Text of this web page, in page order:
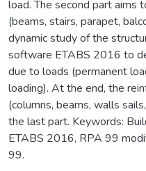
load. The second part aims
(beams, stairs, parapet,
dynamic study of the
software ETABS 2016 to
due to loads (permanent
loading). At the end, the
(columns, beams, walls
the last part. Keywords:
ETABS 2016, RPA 99
99.